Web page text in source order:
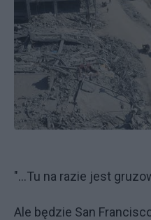
"...Tu na razie jest
Ale będzie San